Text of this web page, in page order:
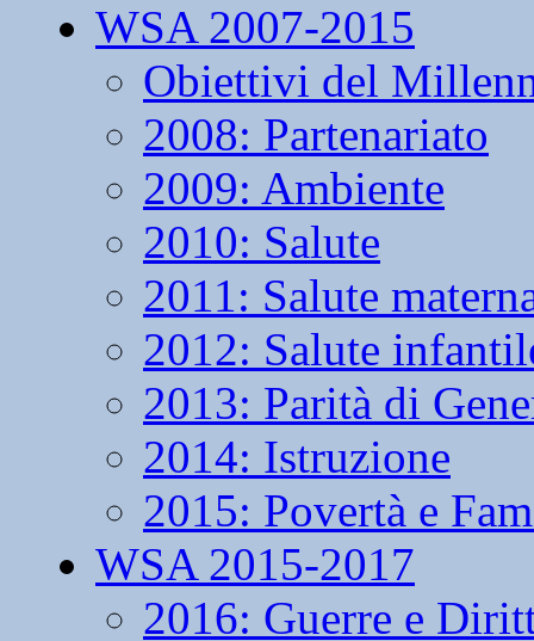
WSA 2007-2015
Obiettivi del
2008: Partenariato
2009: Ambiente
2010: Salute
2011: Salute
2012: Salute
2013: Parità di
2014: Istruzione
2015: Povertà e
WSA 2015-2017
2016: Guerre e